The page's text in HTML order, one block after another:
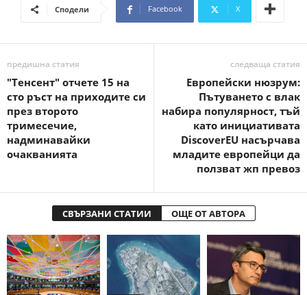
Сподели Facebook X
предишна статия
"Тенсент" отчете 15 на
сто ръст на приходите си
през второто
тримесечие,
надминавайки
очакванията
следваща статия
Европейски нюзрум:
Пътуването с влак
набира популярност, тъй
като инициативата
DiscoverEU насърчава
младите европейци да
ползват жп превоз
СВЪРЗАНИ СТАТИИ ОЩЕ ОТ АВТОРА